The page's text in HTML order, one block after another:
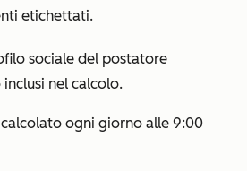
etichettati.
sociale del postatore
nel calcolo.
ogni giorno alle 9:00